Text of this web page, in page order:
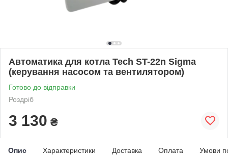
Автоматика для котла Tech ST-22n Sigma
(керування насосом та вентилятором)
Готово до відправки
Роздріб
3 130 ₴
Опис Характеристики Доставка Оплата Умови